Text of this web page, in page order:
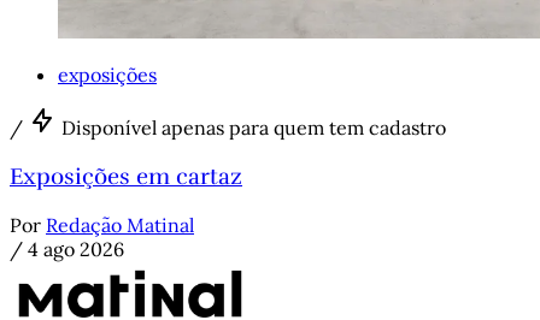
exposições
/ Disponível apenas para quem tem cadastro
Exposições em cartaz
Por Redação Matinal
/ 4 ago 2026